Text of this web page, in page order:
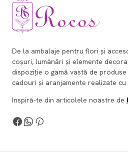
De la ambalaje pentru flori și
coșuri, lumânări și elemente
dispoziție o gamă vastă de
cadouri și aranjamente realizate
Inspiră-te din articolele noastre de